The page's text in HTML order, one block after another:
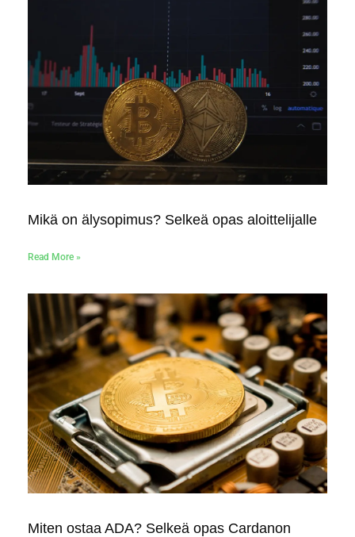
Mikä on älysopimus? Selkeä opas aloittelijalle
Read More »
Miten ostaa ADA? Selkeä opas Cardanon